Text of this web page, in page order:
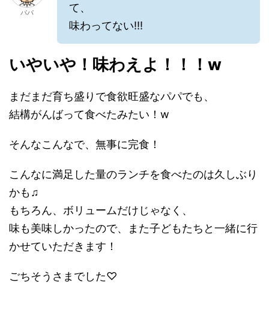
パパ
て、
味わってない!!!
いやいや！味わえよ！！！w
まだまだ育ち盛りで食欲旺盛なパパでも、
結構がんばって食べたみたい！w
そんなこんなで、無事に完食！
こんなに満足した量のランチを食べたのは久しぶり
かも♫
もちろん、ボリュームだけじゃなく、
味も美味しかったので、また子どもたちと一緒に行
かせていただきます！
ごちそうさまでした♡